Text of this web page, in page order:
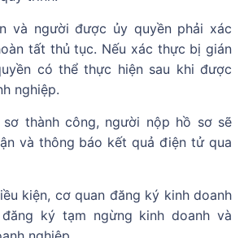
và người được ủy quyền phải xác
tất thủ tục. Nếu xác thực bị gián
có thể thực hiện sau khi được
nghiệp.
thành công, người nộp hồ sơ sẽ
và thông báo kết quả điện tử qua
kiện, cơ quan đăng ký kinh doanh
ký tạm ngừng kinh doanh và